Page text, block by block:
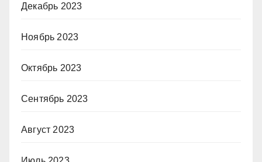
Декабрь 2023
Ноябрь 2023
Октябрь 2023
Сентябрь 2023
Август 2023